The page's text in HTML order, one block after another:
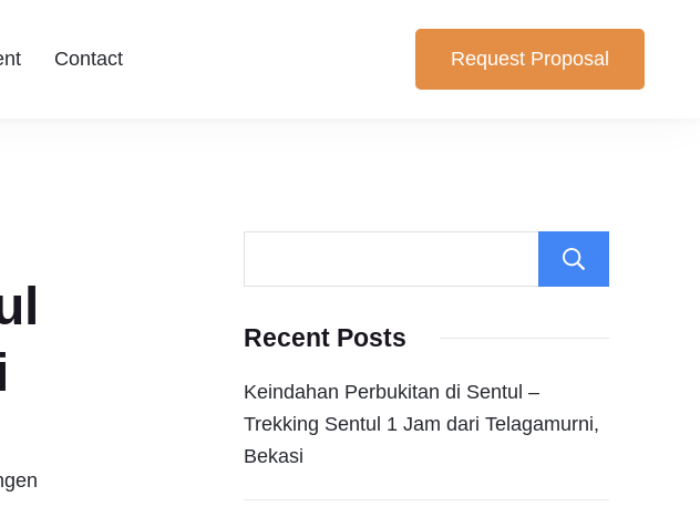
dan Trekking Sentul pilihan yang cocok untuk anda. Berikut Pilihan Harga Paket ,
Contact Request Proposal
Recent Posts
Keindahan Perbukitan di Sentul –
Trekking Sentul 1 Jam dari Telagamurni,
Bekasi